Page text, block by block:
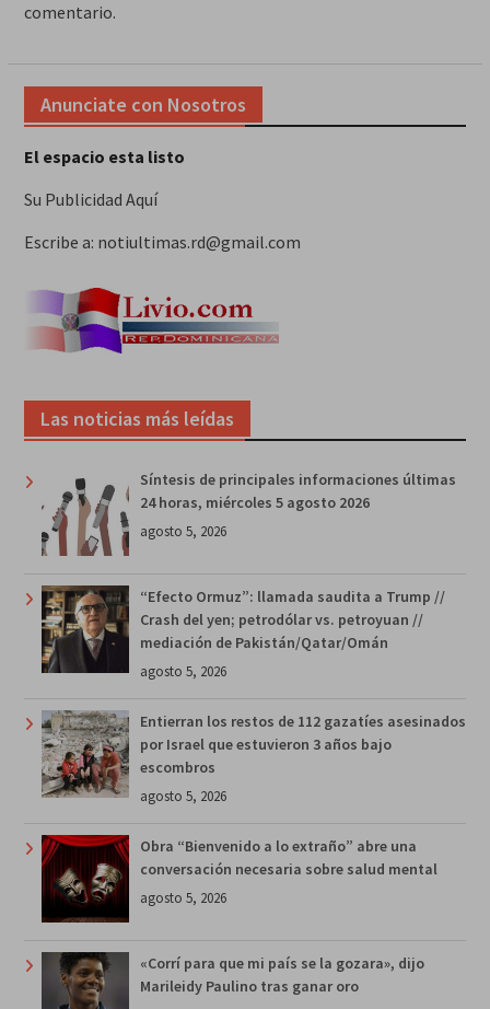
comentario.
Anunciate con Nosotros
El espacio esta listo
Su Publicidad Aquí
Escribe a: notiultimas.rd@gmail.com
Las noticias más leídas
Síntesis de principales informaciones últimas
24 horas, miércoles 5 agosto 2026
agosto 5, 2026
“Efecto Ormuz”: llamada saudita a Trump //
Crash del yen; petrodólar vs. petroyuan //
mediación de Pakistán/Qatar/Omán
agosto 5, 2026
Entierran los restos de 112 gazatíes asesinados
por Israel que estuvieron 3 años bajo
escombros
agosto 5, 2026
Obra “Bienvenido a lo extraño” abre una
conversación necesaria sobre salud mental
agosto 5, 2026
«Corrí para que mi país se la gozara», dijo
Marileidy Paulino tras ganar oro